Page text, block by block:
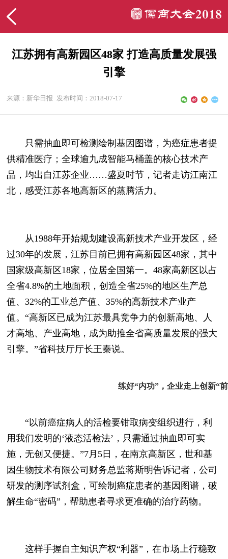
江苏拥有高新园区48家 打造高质量发展强
引擎
来源：新华日报 发布时间：2018-07-17
只需抽血即可检测绘制基因图谱，为癌症患者提
供精准医疗；全球逾九成智能马桶盖的核心技术产
品，均出自江苏企业……盛夏时节，记者走访江南江
北，感受江苏各地高新区的蒸腾活力。
从1988年开始规划建设高新技术产业开发区，经
过30年的发展，江苏目前已拥有高新园区48家，其中
国家级高新区18家，位居全国第一。48家高新区以占
全省4.8%的土地面积，创造全省25%的地区生产总
值、32%的工业总产值、35%的高新技术产业产
值。“高新区已成为江苏最具竞争力的创新高地、人
才高地、产业高地，成为助推全省高质量发展的强大
引擎。”省科技厅厅长王秦说。
练好“内功”， 企业走上创新“
“以前癌症病人的活检要钳取病变组织进行，利
用我们发明的‘液态活检法’，只需通过抽血即可实
施，无创又便捷。”7月5日，在南京高新区，世和基
因生物技术有限公司财务总监蒋斯明告诉记者，公司
研发的测序试剂盒，可绘制癌症患者的基因图谱，破
解生命“密码”，帮助患者寻求更准确的治疗药物。
这样手握自主知识产权“利器”，在市场上行稳致